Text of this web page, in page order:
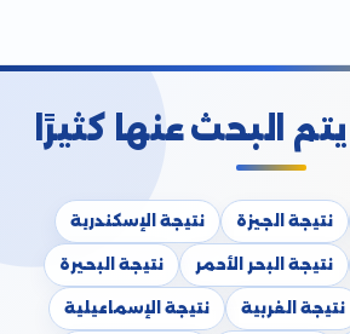
البحث عنها كثيرًا
نتيجة الجيزة نتيجة الإسكندرية
نتيجة البحر الأحمر نتيجة البحيرة
نتيجة الغربية نتيجة الإسماعيلية